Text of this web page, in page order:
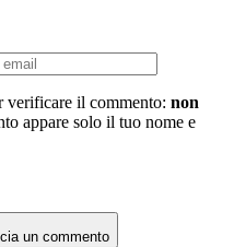
verificare il commento: non
appare solo il tuo nome e
un commento